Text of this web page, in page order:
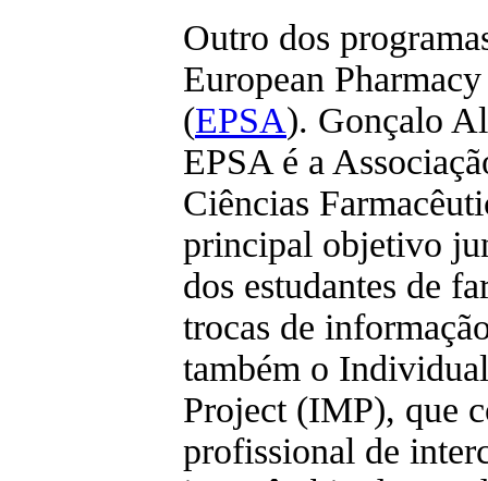
Outro dos
European
(EPSA). Gonçalo
EPSA é a
Ciências
principal objetivo
dos estudantes de
trocas de
também o
Project (IMP), que
profissional de